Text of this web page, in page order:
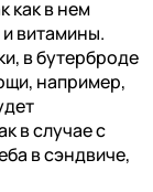
как в нем
витамины.
в бутерброде
например,
в случае с
в сэндвиче,